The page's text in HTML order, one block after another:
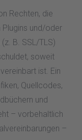
Rechten, die
und/oder
B. SSL/TLS)
soweit
ist. Ein
Quellcodes,
und
– vorbehaltlich
–